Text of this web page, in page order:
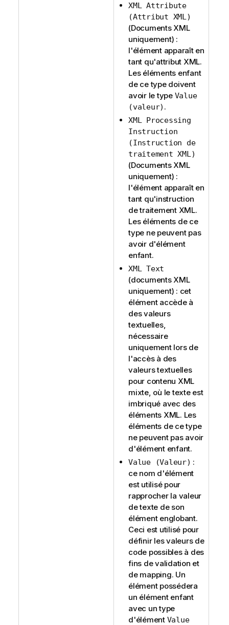
XML Attribute
(Attribut XML)
(Documents XML
uniquement) :
l'élément apparaît en
tant qu'attribut XML.
Les éléments enfant
de ce type doivent
avoir le type Value
(valeur) .
XML Processing
Instruction
(Instruction de
traitement XML)
(Documents XML
uniquement) :
l'élément apparaît en
tant qu'instruction
de traitement XML.
Les éléments de ce
type ne peuvent pas
avoir d'élément
enfant.
XML Text
(documents XML
uniquement) : cet
élément accède à
des valeurs
textuelles,
nécessaire
uniquement lors de
l'accès à des
valeurs textuelles
pour contenu XML
mixte, où le texte est
imbriqué avec des
éléments XML. Les
éléments de ce type
ne peuvent pas avoir
d'élément enfant.
Value (Valeur) :
ce nom d'élément
est utilisé pour
rapprocher la valeur
de texte de son
élément englobant.
Ceci est utilisé pour
définir les valeurs de
code possibles à des
fins de validation et
de mapping. Un
élément possédera
un élément enfant
avec un type
d'élément Value